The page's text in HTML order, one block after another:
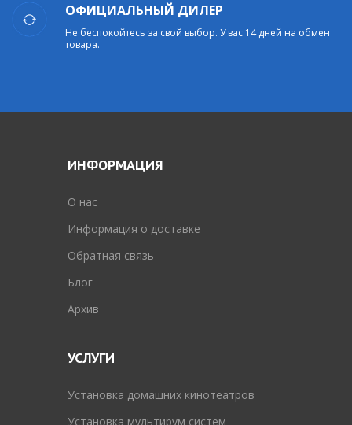
ОФИЦИАЛЬНЫЙ ДИЛЕР
Не беспокойтесь за свой выбор. У вас 14 дней на обмен
товара.
ИНФОРМАЦИЯ
O нас
Информация о доставке
Обратная связь
Блог
Архив
УСЛУГИ
Установка домашних кинотеатров
Установка мультирум систем